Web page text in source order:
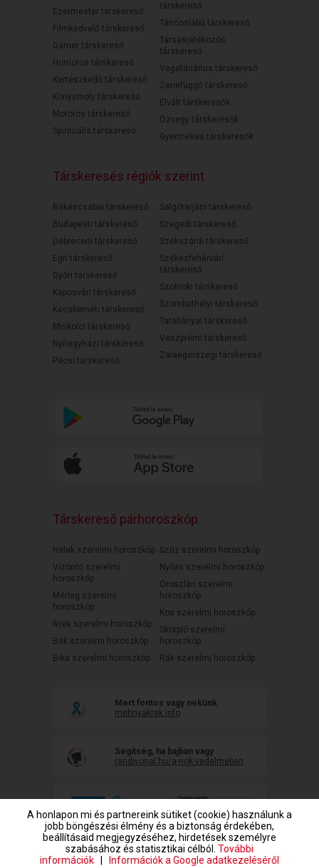
Ezermester társkereső
Filmkedvelő társkereső
Gamer társkereső
Humoros társkereső
Kertészkedő társkereső
Könyvmoly társkereső
Motoros társkereső
Spirituális társkereső
társkereső
Táncoslábú társkereső
Társasjátékozós
társkereső
Vegetáriánus társkereső
Zenefüggő társkereső
Elvált társkeresők
Özvegy társkeresők
Gyermekes társkeresők
Társkeresés régiók szerint
Békéscsabai társkereső
Budapesti társkereső
Debreceni társkereső
Egri társkereső
Győri társkereső
Kaposvári társkereső
Kecskeméti társkereső
Miskolci társkereső
Nyíregyházi társkereső
Pécsi társkereső
Salgótarjáni társkereső
Szegedi társkereső
Szekszárdi társkereső
Székesfehérvári
társkereső
Szolnoki társkereső
Szombathelyi társkereső
Tatabányai társkereső
Veszprémi társkereső
Zalaegerszegi társkereső
Társkereső párhoroszkóp
Halak szerelmi horoszkóp
Vízöntő szerelmi
horoszkóp
Mérleg szerelmi
horoszkóp
Ikrek szerelmi horoszkóp
Bak szerelmi horoszkóp
Bika szerelmi horoszkóp
Szűz szerelmi horoszkóp
Nyilas szerelmi horoszkóp
Oroszlán szerelmi
horoszkóp
Kos szerelmi horoszkóp
Skorpió szerelmi
horoszkóp
Rák szerelmi horoszkóp
Mert fontos vagy nekünk
mehnyakrak.info
Segítség, ha bajban vagy
randivonal.hu/a-nok-vedelmeben
A honlapon mi és partnereink sütiket (cookie) használunk a
jobb böngészési élmény és a biztonság érdekében,
beállításaid megjegyzéséhez, hirdetések személyre
szabásához és statisztikai célból. További
információk
Információk a Google adatkezeléséről